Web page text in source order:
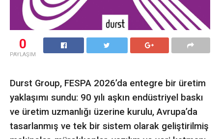
0
PAYLAŞIM
Durst Group, FESPA 2026’da entegre bir üretim
yaklaşımı sundu: 90 yılı aşkın endüstriyel baskı
ve üretim uzmanlığı üzerine kurulu, Avrupa’da
tasarlanmış ve tek bir sistem olarak geliştirilmiş